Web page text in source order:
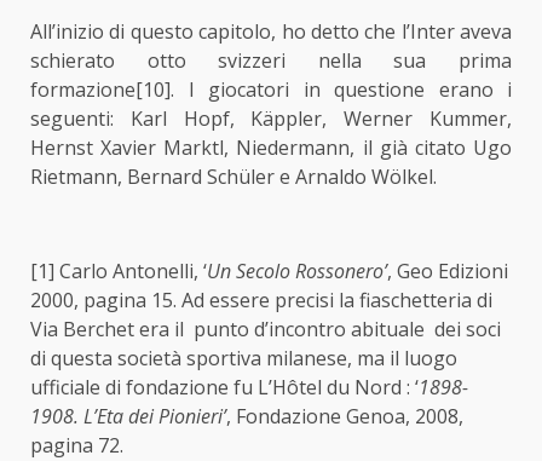
All’inizio di questo capitolo, ho detto che l’Inter aveva
schierato otto svizzeri nella sua prima
formazione[10]. I giocatori in questione erano i
seguenti: Karl Hopf, Käppler, Werner Kummer,
Hernst Xavier Marktl, Niedermann, il già citato Ugo
Rietmann, Bernard Schüler e Arnaldo Wölkel.
[1] Carlo Antonelli, ‘Un Secolo Rossonero’, Geo Edizioni
2000, pagina 15. Ad essere precisi la fiaschetteria di
Via Berchet era il punto d’incontro abituale dei soci
di questa società sportiva milanese, ma il luogo
ufficiale di fondazione fu L’Hôtel du Nord : ‘1898-
1908. L’Eta dei Pionieri’, Fondazione Genoa, 2008,
pagina 72.